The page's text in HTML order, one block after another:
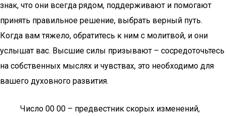
знак, что они всегда рядом, поддерживают и помогают
принять правильное решение, выбрать верный путь.
Когда вам тяжело, обратитесь к ним с молитвой, и они
услышат вас. Высшие силы призывают – сосредоточьтесь
на собственных мыслях и чувствах, это необходимо для
вашего духовного развития.
Число 00 00 – предвестник скорых изменений,